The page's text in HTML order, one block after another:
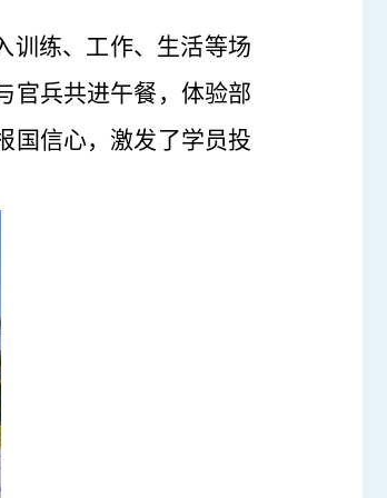
训练、工作、生活等场
官兵共进午餐，体验部
国信心，激发了学员投